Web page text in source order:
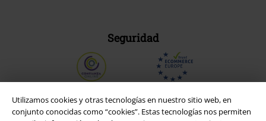
Utilizamos cookies y otras tecnologías en nuestro sitio web, en
conjunto conocidas como “cookies”. Estas tecnologías nos permiten
Seguridad